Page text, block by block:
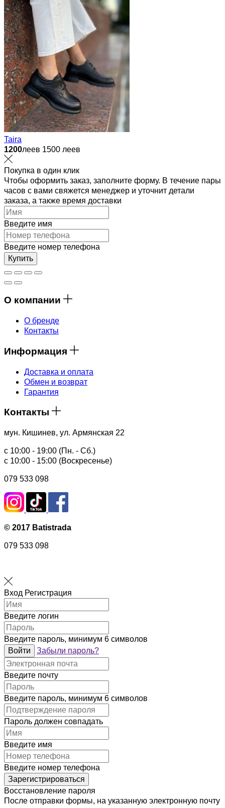
Taira
1200леев 1500 леев
Покупка в один клик
Чтобы оформить заказ, заполните форму. В течение пары
часов с вами свяжется менеджер и уточнит детали
заказа, а также время доставки
Введите имя
Введите номер телефона
Купить
О компании
О бренде
Контакты
Информация
Доставка и оплата
Обмен и возврат
Гарантия
Контакты
мун. Кишинев, ул. Армянская 22
с 10:00 - 19:00 (Пн. - Сб.)
с 10:00 - 15:00 (Воскресенье)
079 533 098
© 2017 Batistrada
079 533 098
Вход Регистрация
Введите логин
Введите пароль, минимум 6 символов
Войти
Забыли пароль?
Введите почту
Введите пароль, минимум 6 символов
Пароль должен совпадать
Введите имя
Введите номер телефона
Зарегистрироваться
Восстановление пароля
После отправки формы, на указанную электронную почту